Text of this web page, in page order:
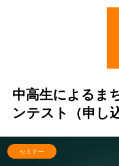
中高生によるま
ンテスト（申し
セミナー